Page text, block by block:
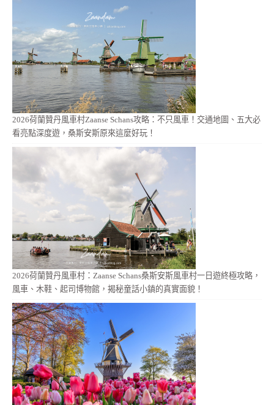
2026荷蘭贊丹風車村Zaanse Schans攻略：不只風車！交通地圖、五大必
看亮點深度遊，桑斯安斯原來這麼好玩！
2026荷蘭贊丹風車村：Zaanse Schans桑斯安斯風車村一日遊終極攻略，
風車、木鞋、起司博物館，揭秘童話小鎮的真實面貌！